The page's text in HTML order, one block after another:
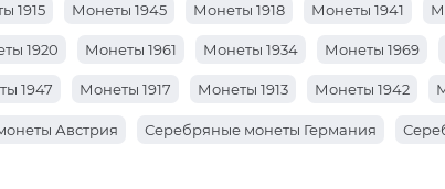
1915 Монеты 1945 Монеты 1918 Монеты 1941
1920 Монеты 1961 Монеты 1934 Монеты 1969
1947 Монеты 1917 Монеты 1913 Монеты 1942
Австрия Серебряные монеты Германия